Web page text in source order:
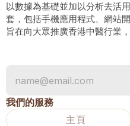
以數據為基礎並加以分析去活
套，包括手機應用程式、網站
旨在向大眾推廣香港中醫行業
我們的服務
主頁